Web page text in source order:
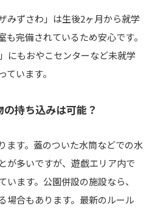
みずさわ」は生後2ヶ月から就学
完備されているため安心です。
にもおやこセンターなど未就学
います。
持ち込みは可能？
ます。蓋のついた水筒などでの水
が多いですが、遊戯エリア内で
ます。公園併設の施設なら、
場合もあります。最新のルール